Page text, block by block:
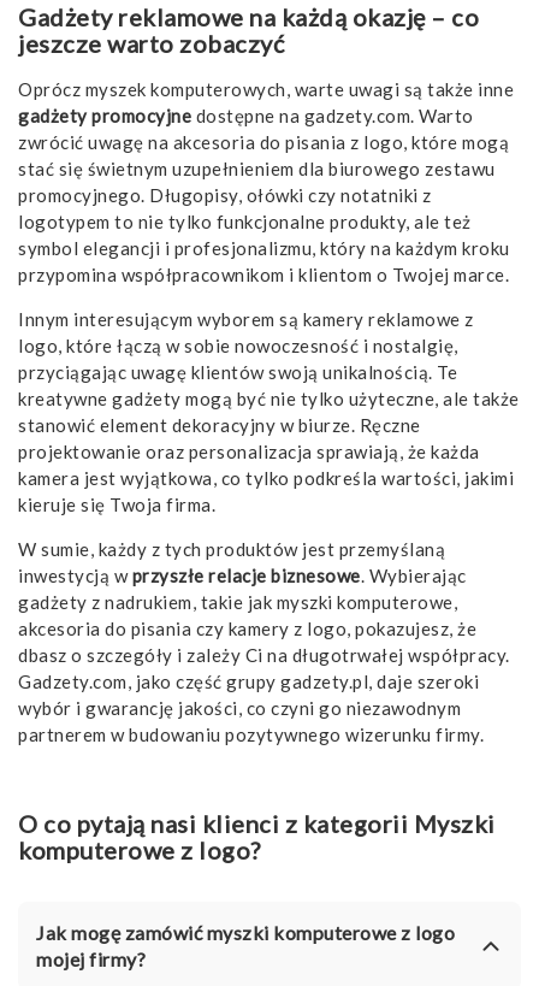
Gadżety reklamowe na każdą okazję – co
jeszcze warto zobaczyć
Oprócz myszek komputerowych, warte uwagi są także inne
gadżety promocyjne dostępne na gadzety.com. Warto
zwrócić uwagę na akcesoria do pisania z logo, które mogą
stać się świetnym uzupełnieniem dla biurowego zestawu
promocyjnego. Długopisy, ołówki czy notatniki z
logotypem to nie tylko funkcjonalne produkty, ale też
symbol elegancji i profesjonalizmu, który na każdym kroku
przypomina współpracownikom i klientom o Twojej marce.
Innym interesującym wyborem są kamery reklamowe z
logo, które łączą w sobie nowoczesność i nostalgię,
przyciągając uwagę klientów swoją unikalnością. Te
kreatywne gadżety mogą być nie tylko użyteczne, ale także
stanowić element dekoracyjny w biurze. Ręczne
projektowanie oraz personalizacja sprawiają, że każda
kamera jest wyjątkowa, co tylko podkreśla wartości, jakimi
kieruje się Twoja firma.
W sumie, każdy z tych produktów jest przemyślaną
inwestycją wprzyszłe relacje biznesowe. Wybierając
gadżety z nadrukiem, takie jak myszki komputerowe,
akcesoria do pisania czy kamery z logo, pokazujesz, że
dbasz o szczegóły i zależy Ci na długotrwałej współpracy.
Gadzety.com, jako część grupy gadzety.pl, daje szeroki
wybór i gwarancję jakości, co czyni go niezawodnym
partnerem w budowaniu pozytywnego wizerunku firmy.
O co pytają nasi klienci z kategorii Myszki
komputerowe z logo?
Jak mogę zamówić myszki komputerowe z logo
mojej firmy?